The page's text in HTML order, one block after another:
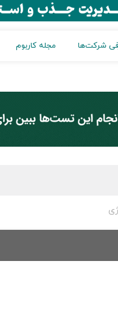
شرکت‌ها مجله کاربوم